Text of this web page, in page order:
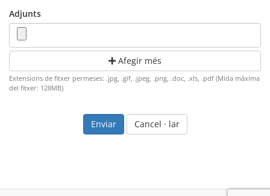
Adjunts
Afegir més
Extensions de fitxer permeses: .jpg, .gif, .jpeg, .png, .doc, .xls, .pdf (Mida màxima
del fitxer: 128MB)
Cancel · lar